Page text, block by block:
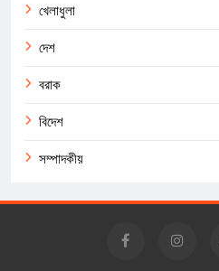
খেলাধুলা
দেশ
বরাক
বিদেশ
সম্পাদকীয়